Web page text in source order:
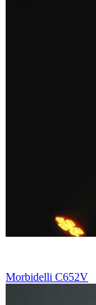
Morbidelli C652V